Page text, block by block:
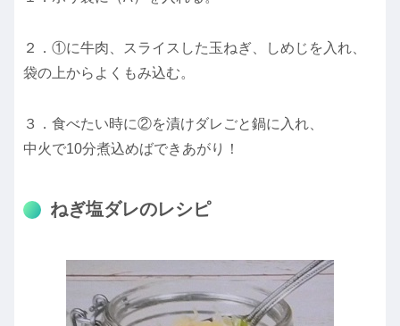
２．①に牛肉、スライスした玉ねぎ、しめじを入れ、
袋の上からよくもみ込む。
３．食べたい時に②を漬けダレごと鍋に入れ、
中火で10分煮込めばできあがり！
ねぎ塩ダレのレシピ